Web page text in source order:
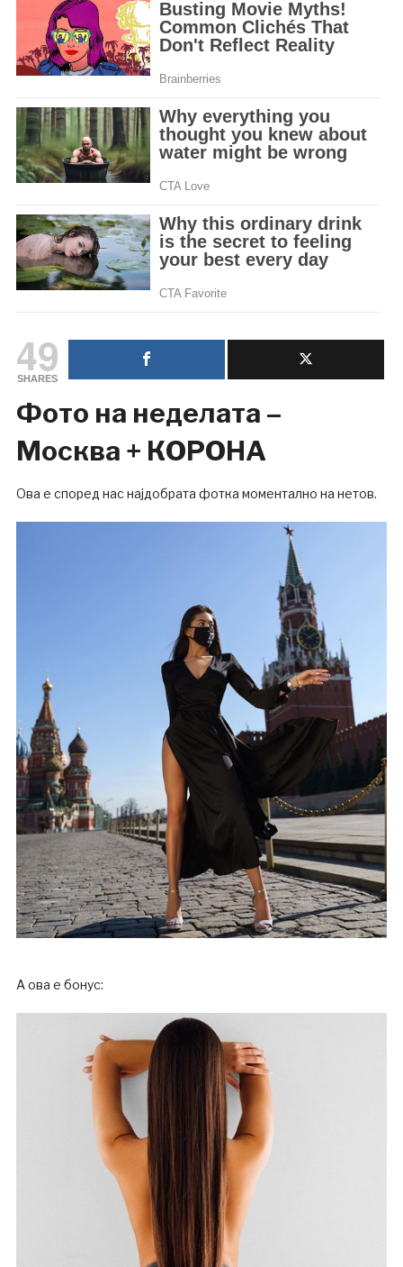
49
SHARES
Фото на неделата –
Москва + КОРОНА
Ова е според нас најдобрата фотка моментално на нетов.
А ова е бонус: